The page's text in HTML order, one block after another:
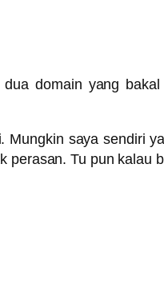
domain yang
saya sendiri
Tu pun kalau